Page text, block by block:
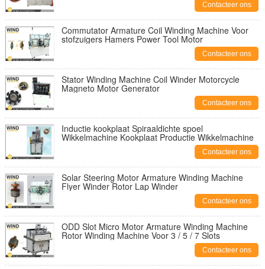
Contacteer ons
Commutator Armature Coil Winding Machine Voor
stofzuigers Hamers Power Tool Motor
Contacteer ons
Stator Winding Machine Coil Winder Motorcycle
Magneto Motor Generator
Contacteer ons
Inductie kookplaat Spiraaldichte spoel
Wikkelmachine Kookplaat Productie Wikkelmachine
Contacteer ons
Solar Steering Motor Armature Winding Machine
Flyer Winder Rotor Lap Winder
Contacteer ons
ODD Slot Micro Motor Armature Winding Machine
Rotor Winding Machine Voor 3 / 5 / 7 Slots
Contacteer ons